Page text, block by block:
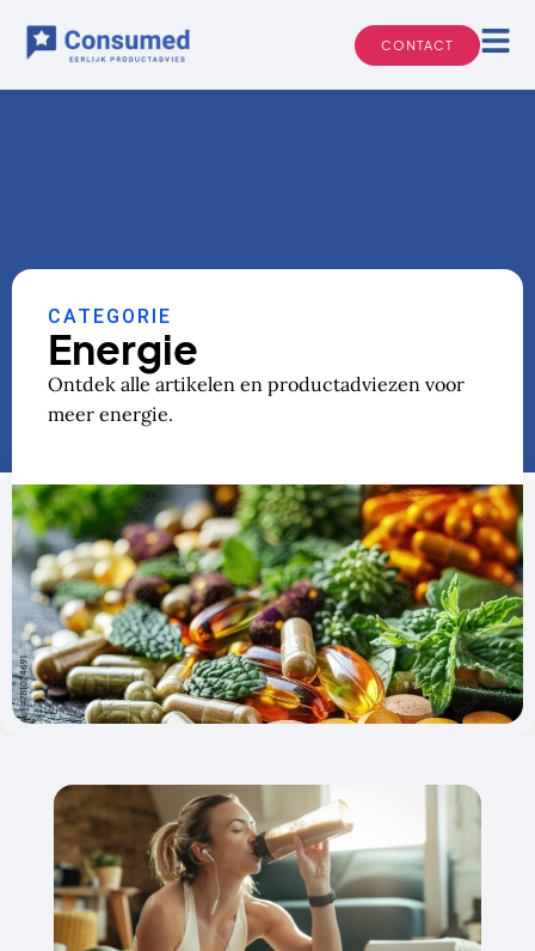
naar
CONTACT
CATEGORIE
Energie
Ontdek alle artikelen en productadviezen voor
meer energie.
Pagina